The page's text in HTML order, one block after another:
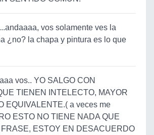
vos solamente ves la
¿no? la chapa y pintura es lo que
vos.. YO SALGO CON
TIENEN INTELECTO, MAYOR
EQUIVALENTE.( a veces me
ESTO NO TIENE NADA QUE
ESTOY EN DESACUERDO